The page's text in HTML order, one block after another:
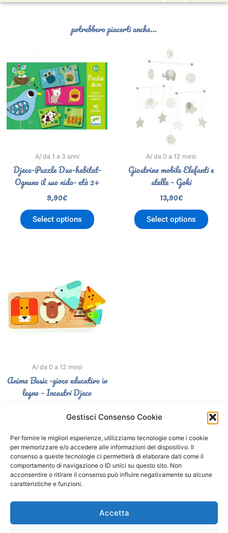
Gestisci Consenso Cookie
Per fornire le migliori esperienze, utilizziamo tecnologie come i cookie
per memorizzare e/o accedere alle informazioni del dispositivo. Il
consenso a queste tecnologie ci permetterà di elaborare dati come il
comportamento di navigazione o ID unici su questo sito. Non
acconsentire o ritirare il consenso può influire negativamente su alcune
caratteristiche e funzioni.
Accetta
potrebbero piacerti anche...
A/ da 1 a 3 anni
Djeco-Puzzle Duo-habitat-
Ognuno il suo nido- età 2+
9,90€
Select options
A/ da 0 a 12 mesi
Giostrina mobile Elefanti e
stelle – Goki
13,90€
Select options
A/ da 0 a 12 mesi
Anima Basic -gioco educativo in
legno – Incastri Djeco
Segui il Gatto Blu sui social
a
c
e
n
s
t